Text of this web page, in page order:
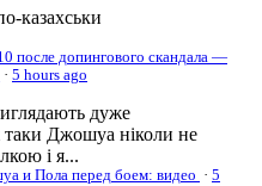
казахськи
после допингового скандала —
· 5 hours ago
дуже
Джошуа ніколи не
і я...
и Пола перед боем: видео · 5